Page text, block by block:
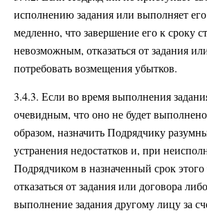
исполнению задания или выполняет его
медленно, что завершение его к сроку
невозможным, отказаться от задания
потребовать возмещения убытков.
3.4.3. Если во время выполнения
очевидным, что оно не будет
образом, назначить Подрядчику
устранения недостатков и, при
Подрядчиком в назначенный срок этого
отказаться от задания или договора
выполнение задания другому лицу за